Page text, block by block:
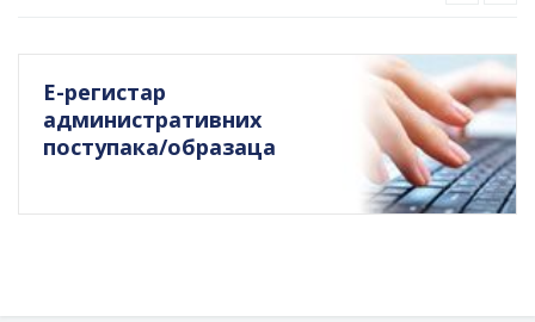
Е-регистар
административних
поступака/образаца